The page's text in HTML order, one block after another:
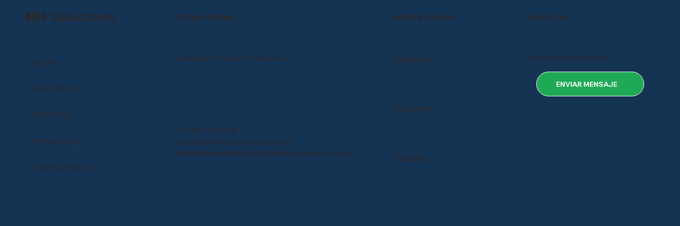
INICIO
NOSOTROS
SERVICIOS
PRODUCTOS
CONTÁCTANOS
MH Soluciones
+51 905 455 928
crobles@mhsoluciones.com.pe
asistenteadministrativo@mhsoluciones.com.pe
Santiago de Surco, Lima, Perú
OFICINA CENTRAL REDES SOCIALES
Facebook
Instagram
LinkedIn
CONSULTAS
Solicita una cotización
ENVIAR MENSAJE